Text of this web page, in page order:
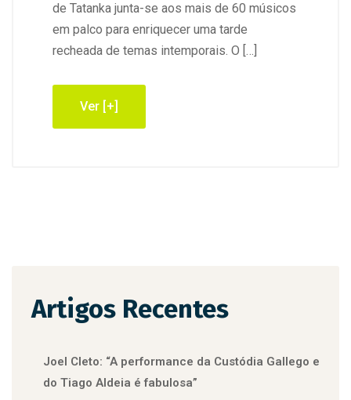
de Tatanka junta-se aos mais de 60 músicos
em palco para enriquecer uma tarde
recheada de temas intemporais. O […]
Ver [+]
Artigos Recentes
Joel Cleto: “A performance da Custódia Gallego e
do Tiago Aldeia é fabulosa”